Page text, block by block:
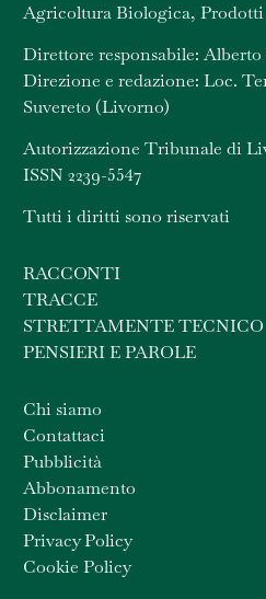
Agricoltura Biologica,
Direttore responsabile:
Direzione e redazione: Loc.
Suvereto (Livorno)
Autorizzazione Tribunale di
ISSN 2239-5547
Tutti i diritti sono riservati
RACCONTI
TRACCE
STRETTAMENTE TECNICO
PENSIERI E PAROLE
Chi siamo
Contattaci
Pubblicità
Abbonamento
Disclaimer
Privacy Policy
Cookie Policy